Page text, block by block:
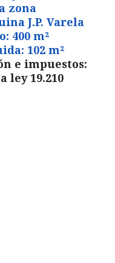
zona
J.P. Varela
400 m²
102 m²
e impuestos:
ley 19.210